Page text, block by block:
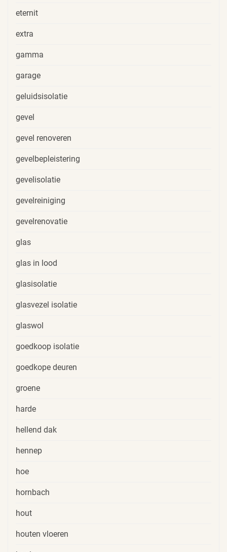
eternit
extra
gamma
garage
geluidsisolatie
gevel
gevel renoveren
gevelbepleistering
gevelisolatie
gevelreiniging
gevelrenovatie
glas
glas in lood
glasisolatie
glasvezel isolatie
glaswol
goedkoop isolatie
goedkope deuren
groene
harde
hellend dak
hennep
hoe
hornbach
hout
houten vloeren